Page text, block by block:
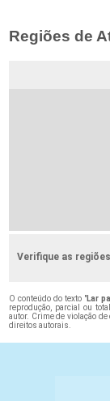
Regiões de
Verifique as
O conteúdo do texto "Lar
reprodução, parcial ou
autor. Crime de violação
direitos autorais